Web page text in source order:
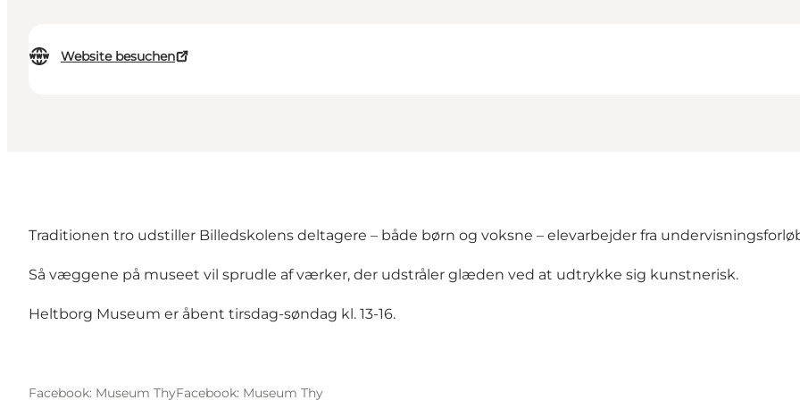
Website besuchen
Traditionen tro udstiller Billedskolens deltagere – både børn og voksne – elevarbejder fra
Så væggene på museet vil sprudle af værker, der udstråler glæden ved at udtrykke sig kunstnerisk.
Heltborg Museum er åbent tirsdag-søndag kl. 13-16.
Facebook: Museum ThyFacebook: Museum Thy